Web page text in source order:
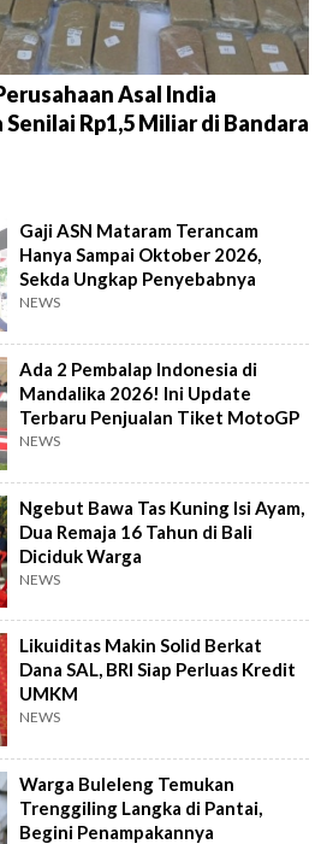
Asal India
Rp1,5 Miliar di Bandara
Gaji ASN Mataram Terancam
Hanya Sampai Oktober 2026,
Sekda Ungkap Penyebabnya
NEWS
Ada 2 Pembalap Indonesia di
Mandalika 2026! Ini Update
Terbaru Penjualan Tiket MotoGP
NEWS
Ngebut Bawa Tas Kuning Isi Ayam,
Dua Remaja 16 Tahun di Bali
Diciduk Warga
NEWS
Likuiditas Makin Solid Berkat
Dana SAL, BRI Siap Perluas Kredit
UMKM
NEWS
Warga Buleleng Temukan
Trenggiling Langka di Pantai,
Begini Penampakannya